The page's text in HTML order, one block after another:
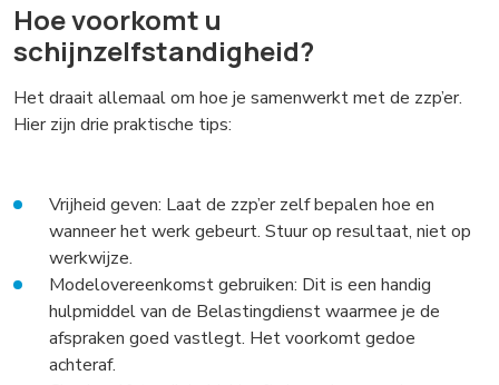
Hoe voorkomt u
schijnzelfstandigheid?
Het draait allemaal om hoe je samenwerkt met de zzp’er.
Hier zijn drie praktische tips:
Vrijheid geven: Laat de zzp’er zelf bepalen hoe en
wanneer het werk gebeurt. Stuur op resultaat, niet op
werkwijze.
Modelovereenkomst gebruiken: Dit is een handig
hulpmiddel van de Belastingdienst waarmee je de
afspraken goed vastlegt. Het voorkomt gedoe
achteraf.